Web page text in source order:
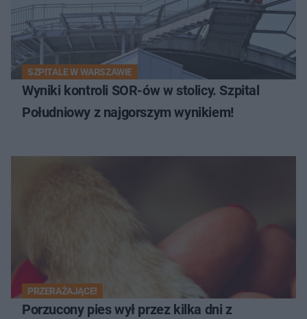
SZPITALE W WARSZAWIE
Wyniki kontroli SOR-ów w stolicy. Szpital
Południowy z najgorszym wynikiem!
PRZERAŻAJĄCE!
Porzucony pies wył przez kilka dni z